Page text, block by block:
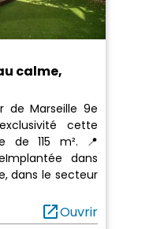
calme,
de Marseille 9e
cette
de 115 m². 📍
dans
dans le secteur
open_in_newOuvrir